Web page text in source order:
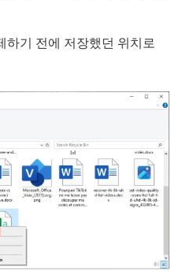
하기 전에 저장했던 위치로